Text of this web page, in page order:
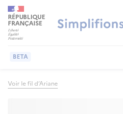
Page Solution - API service
RÉPUBLIQUE
FRANÇAISE
BETA
Voir le fil d’Ariane